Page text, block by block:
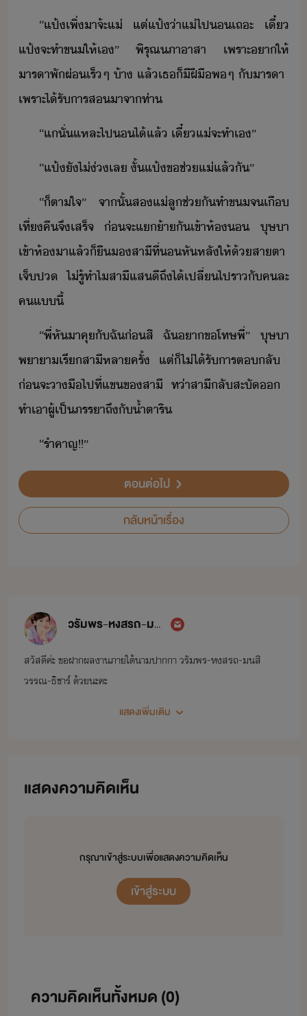
​“​แป้​เพิ่​า​จ้ะ​แ่​ ​แต่​แป้​่า​แ่​ไป​​เถะ​ ​เี๋​
แป้​จะ​ทำ​ข​ให้​เ​”​ ​พิรุณ​ภา​าสา​ ​เพราะ​า​ให้​
ารา​พัผ่​เร็​ๆ​ ​้า​ ​แล้​เธ​็​ีฝีื​พ​ๆ​ ​ั​ารา​ ​
เพราะ​ไ้รั​ารส​าจา​ท่า
​“​แั​่​แหละ​ไป​​ไ้​แล้​ ​เี๋​แ่​จะ​ทำ​เ​”
​“​แป้​ั​ไ่​่​เล​ ​ั้​แป้​ข​ช่​แ่​แล้ั​”​
​“​็ตา​ใจ​”​ ​จาั้​ส​แ่​ลู​ช่ั​ทำ​ข​จ​เื​
เที่คื​จึ​เสร็จ​ ​่​จะ​แ้า​ั​เข้า​ห้​ ​ุษา​
เข้า​ห้​า​แล้็​ื​​สาี​ที่​หัหลั​ให้​้​สาตา​
เจ็ป​ ​ไ่รู้​ทำไ​สาี​แสี​ถึ​ไ้​เปลี่ไป​ราั​คละ​
ค​แี้
​“​พี่​หัา​คุ​ั​ฉั​่​สิ​ ​ฉั​า​ขโทษ​พี่​”​ ​ุษา​
พาา​เรี​สาี​หลาครั้​ ​แต่​็​ไ่ไ้​รั​าร​ตลั​ ​
่​จะ​าื​ไป​ที่​แข​ข​สาี​ ​ท่า​สาี​ลั​สะั​​ ​
ทำเา​ผู้​เป็​ภรรา​ถึั​้ำตา​ริ
​“​รำคาญ​!​!​”​ ​
ตอนต่อไป
กลับหน้าเรื่อง
วรัมพร-หงสรถ-มนสิวรรณ-ธิชาร์
สวัสดีค่ะ ขอฝากผลงานภายใต้นามปากกา วรัมพร-หงสรถ-มนสิ
วรรณ-ธิชาร์ ด้วยนะคะ
แสดงเพิ่มเติม
แสดงความคิดเห็น
กรุณาเข้าสู่ระบบเพื่อแสดงความคิดเห็น
เข้าสู่ระบบ
ความคิดเห็นทั้งหมด (0)